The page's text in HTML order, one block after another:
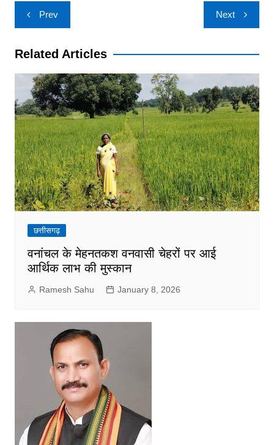
Post
navigation
Prev Next
Related Articles
छत्तीसगढ़
वनांचल के मेहनतकश वनवासी चेहरों पर आई
आर्थिक लाभ की मुस्कान
Ramesh Sahu January 8, 2026